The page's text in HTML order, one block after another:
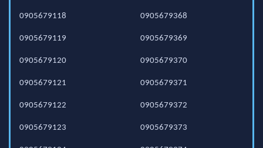
0905679118
0905679119
0905679120
0905679121
0905679122
0905679123
0905679368
0905679369
0905679370
0905679371
0905679372
0905679373